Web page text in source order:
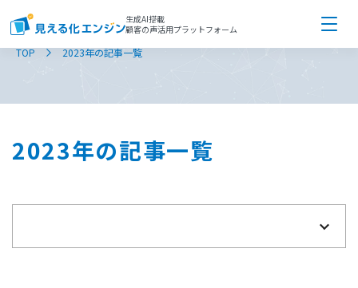
生成AI搭載
顧客の声活用プラットフォーム
TOP 2023年の記事一覧
2023年の記事一覧